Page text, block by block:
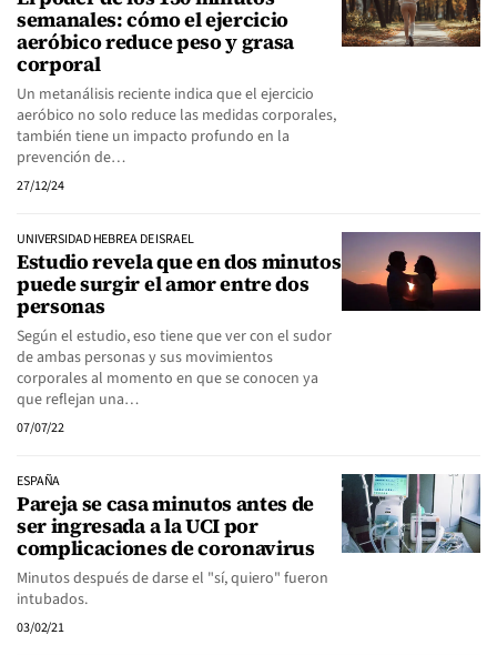
semanales: cómo el ejercicio
aeróbico reduce peso y grasa
corporal
Un metanálisis reciente indica que el ejercicio
aeróbico no solo reduce las medidas corporales,
también tiene un impacto profundo en la
prevención de…
27/12/24
UNIVERSIDAD HEBREA DE ISRAEL
Estudio revela que en dos minutos
puede surgir el amor entre dos
personas
Según el estudio, eso tiene que ver con el sudor
de ambas personas y sus movimientos
corporales al momento en que se conocen ya
que reflejan una…
07/07/22
ESPAÑA
Pareja se casa minutos antes de
ser ingresada a la UCI por
complicaciones de coronavirus
Minutos después de darse el "sí, quiero" fueron
intubados.
03/02/21